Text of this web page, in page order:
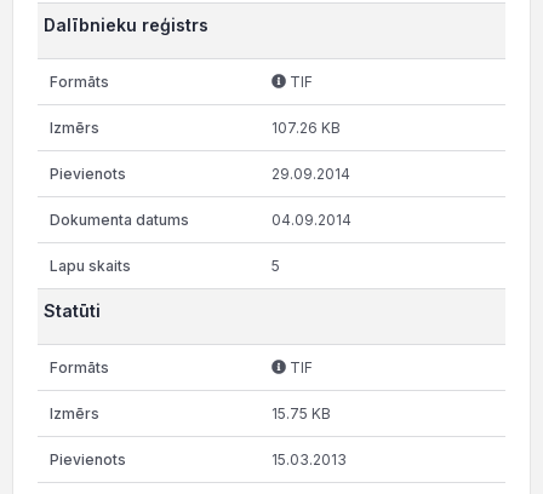
Dalībnieku reģistrs
TIF
107.26 KB
29.09.2014
04.09.2014
5
Statūti
TIF
15.75 KB
15.03.2013